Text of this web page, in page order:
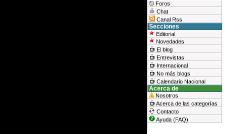
Foros
Chat
Canal Rss
Secciones
Editorial
Novedades
El blog
Entrevistas
Internacional
No más blogs
Calendario Nacional
Acerca de
Nosotros
Acerca de las categorías
Contacto
Ayuda (FAQ)